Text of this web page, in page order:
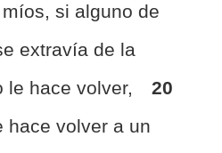
si alguno de
extravía de la
le hace volver,
20
hace volver a un